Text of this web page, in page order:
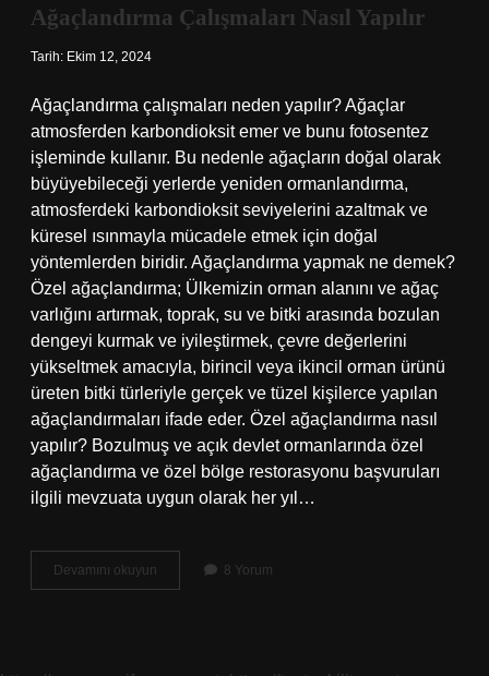
Ağaçlandırma Çalışmaları Nasıl Yapılır
Tarih: Ekim 12, 2024
Ağaçlandırma çalışmaları neden yapılır? Ağaçlar
atmosferden karbondioksit emer ve bunu fotosentez
işleminde kullanır. Bu nedenle ağaçların doğal olarak
büyüyebileceği yerlerde yeniden ormanlandırma,
atmosferdeki karbondioksit seviyelerini azaltmak ve
küresel ısınmayla mücadele etmek için doğal
yöntemlerden biridir. Ağaçlandırma yapmak ne demek?
Özel ağaçlandırma; Ülkemizin orman alanını ve ağaç
varlığını artırmak, toprak, su ve bitki arasında bozulan
dengeyi kurmak ve iyileştirmek, çevre değerlerini
yükseltmek amacıyla, birincil veya ikincil orman ürünü
üreten bitki türleriyle gerçek ve tüzel kişilerce yapılan
ağaçlandırmaları ifade eder. Özel ağaçlandırma nasıl
yapılır? Bozulmuş ve açık devlet ormanlarında özel
ağaçlandırma ve özel bölge restorasyonu başvuruları
ilgili mevzuata uygun olarak her yıl…
Devamını okuyun Ağaçlandırma
Çalışmaları
8 Yorum